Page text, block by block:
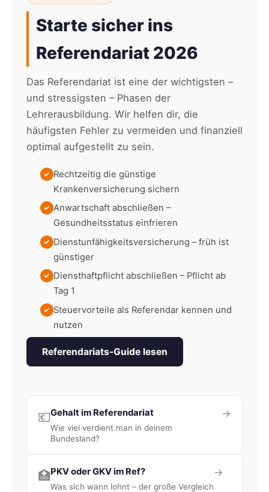
Starte sicher ins
Referendariat 2026
Das Referendariat ist eine der wichtigsten –
und stressigsten – Phasen der
Lehrerausbildung. Wir helfen dir, die
häufigsten Fehler zu vermeiden und finanziell
optimal aufgestellt zu sein.
✓ Rechtzeitig die günstige
Krankenversicherung sichern
✓ Anwartschaft abschließen –
Gesundheitsstatus einfrieren
✓ Dienstunfähigkeitsversicherung – früh ist
günstiger
✓ Diensthaftpflicht abschließen – Pflicht ab
Tag 1
✓ Steuervorteile als Referendar kennen und
nutzen
Referendariats-Guide lesen
💶Gehalt im Referendariat
Wie viel verdient man in deinem
Bundesland?
→
🏥PKV oder GKV im Ref?
Was sich wann lohnt – der große Vergleich
→